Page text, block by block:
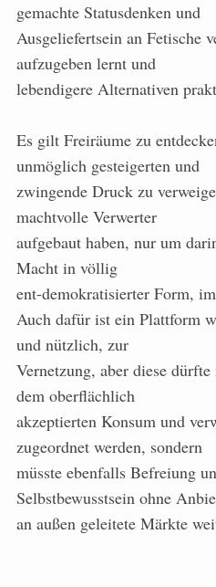
gemachte Statusdenken und
Ausgeliefertsein an Fetische
aufzugeben lernt und
lebendigere Alternativen
Es gilt Freiräume zu
unmöglich gesteigerten und
zwingende Druck zu
machtvolle Verwerter
aufgebaut haben, nur um
Macht in völlig
ent-demokratisierter Form,
Auch dafür ist ein Plattform
und nützlich, zur
Vernetzung, aber diese
dem oberflächlich
akzeptierten Konsum und
zugeordnet werden, sondern
müsste ebenfalls Befreiung
Selbstbewusstsein ohne
an außen geleitete Märkte